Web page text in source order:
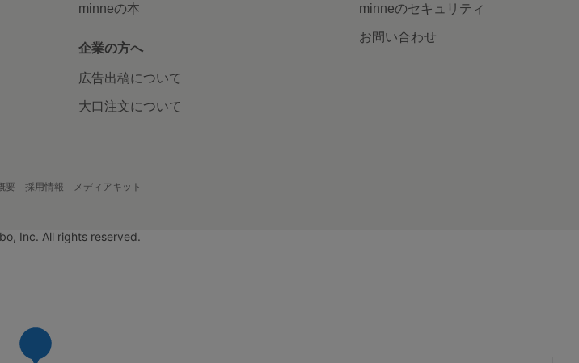
minneの本
企業の方へ
広告出稿について
大口注文について
minneのセキュリティ
お問い合わせ
要 採用情報 メディアキット
Inc. All rights reserved.